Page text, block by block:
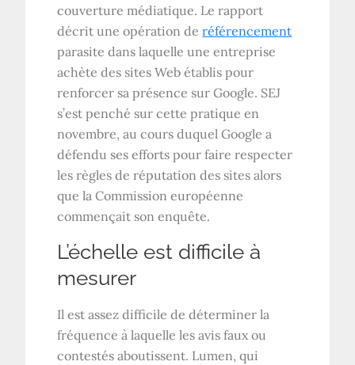
couverture médiatique. Le rapport
décrit une opération deréférencement
parasite dans laquelle une entreprise
achète des sites Web établis pour
renforcer sa présence sur Google. SEJ
s’est penché sur cette pratique en
novembre, au cours duquel Google a
défendu ses efforts pour faire respecter
les règles de réputation des sites alors
que la Commission européenne
commençait son enquête.
L’échelle est difficile à
mesurer
Il est assez difficile de déterminer la
fréquence à laquelle les avis faux ou
contestés aboutissent. Lumen, qui